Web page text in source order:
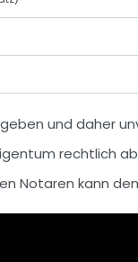
und daher
rechtlich ab
Notaren kann